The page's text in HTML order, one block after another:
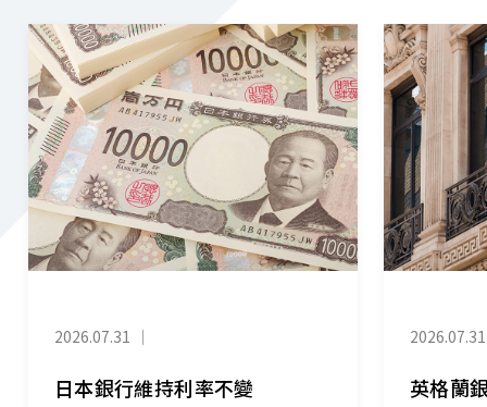
2026.07.31 ｜
日本銀行維持利率不變
2026.07.31
英格蘭